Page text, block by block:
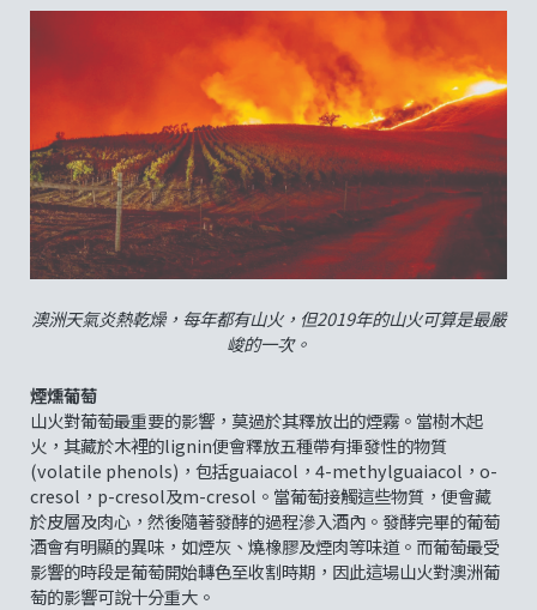
澳洲天氣炎熱乾燥，每年都有山火，但2019年的山火可算是最嚴
峻的一次。
煙燻葡萄
山火對葡萄最重要的影響，莫過於其釋放出的煙霧。當樹木起
火，其藏於木裡的lignin便會釋放五種帶有揮發性的物質
(volatile phenols)，包括guaiacol，4-methylguaiacol，o-
cresol，p-cresol及m-cresol。當葡萄接觸這些物質，便會藏
於皮層及肉心，然後隨著發酵的過程滲入酒內。發酵完畢的葡萄
酒會有明顯的異味，如煙灰、燒橡膠及煙肉等味道。而葡萄最受
影響的時段是葡萄開始轉色至收割時期，因此這場山火對澳洲葡
萄的影響可說十分重大。